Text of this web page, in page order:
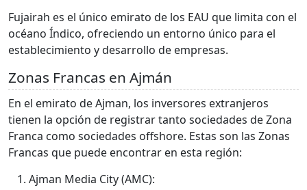
Fujairah es el único emirato de los EAU que limita con el
océano Índico, ofreciendo un entorno único para el
establecimiento y desarrollo de empresas.
Zonas Francas en Ajmán
En el emirato de Ajman, los inversores extranjeros
tienen la opción de registrar tanto sociedades de Zona
Franca como sociedades offshore. Estas son las Zonas
Francas que puede encontrar en esta región:
Ajman Media City (AMC):